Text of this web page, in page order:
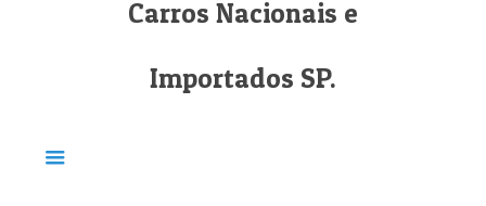
Carros Nacionais e
Importados SP.